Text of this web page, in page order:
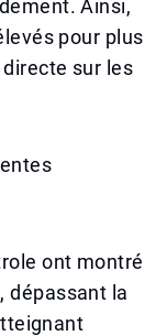
Ainsi,
pour plus
sur les
ont montré
dépassant la